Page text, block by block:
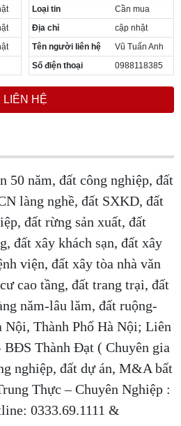
Loại tin
Cần mua
Địa chỉ
cập nhật
Tên người liên hệ
Vũ Tuấn Anh
Số điện thoại
0988118385
LIÊN HỆ
50 năm, đất công nghiệp, đất
làng nghề, đất SXKD, đất
đất rừng sản xuất, đất
đất xây khách sạn, đất xây
viện, đất xây tòa nhà văn
cao tầng, đất trang trại, đất
năm-lâu lăm, đất ruộng-
Nội, Thành Phố Hà Nội; Liên
BĐS Thành Đạt ( Chuyên gia
nghiệp, đất dự án, M&A bất
Thực – Chuyên Nghiệp :
0333.69.1111 &